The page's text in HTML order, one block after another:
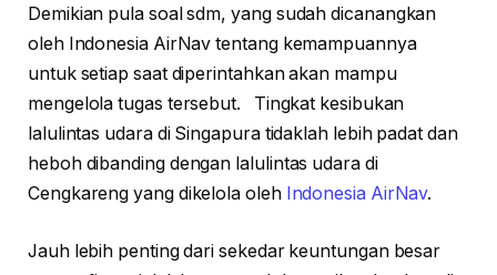
Demikian pula soal sdm, yang sudah dicanangkan
oleh Indonesia AirNav tentang kemampuannya
untuk setiap saat diperintahkan akan mampu
mengelola tugas tersebut. Tingkat kesibukan
lalulintas udara di Singapura tidaklah lebih padat dan
heboh dibanding dengan lalulintas udara di
Cengkareng yang dikelola oleh Indonesia AirNav.
Jauh lebih penting dari sekedar keuntungan besar